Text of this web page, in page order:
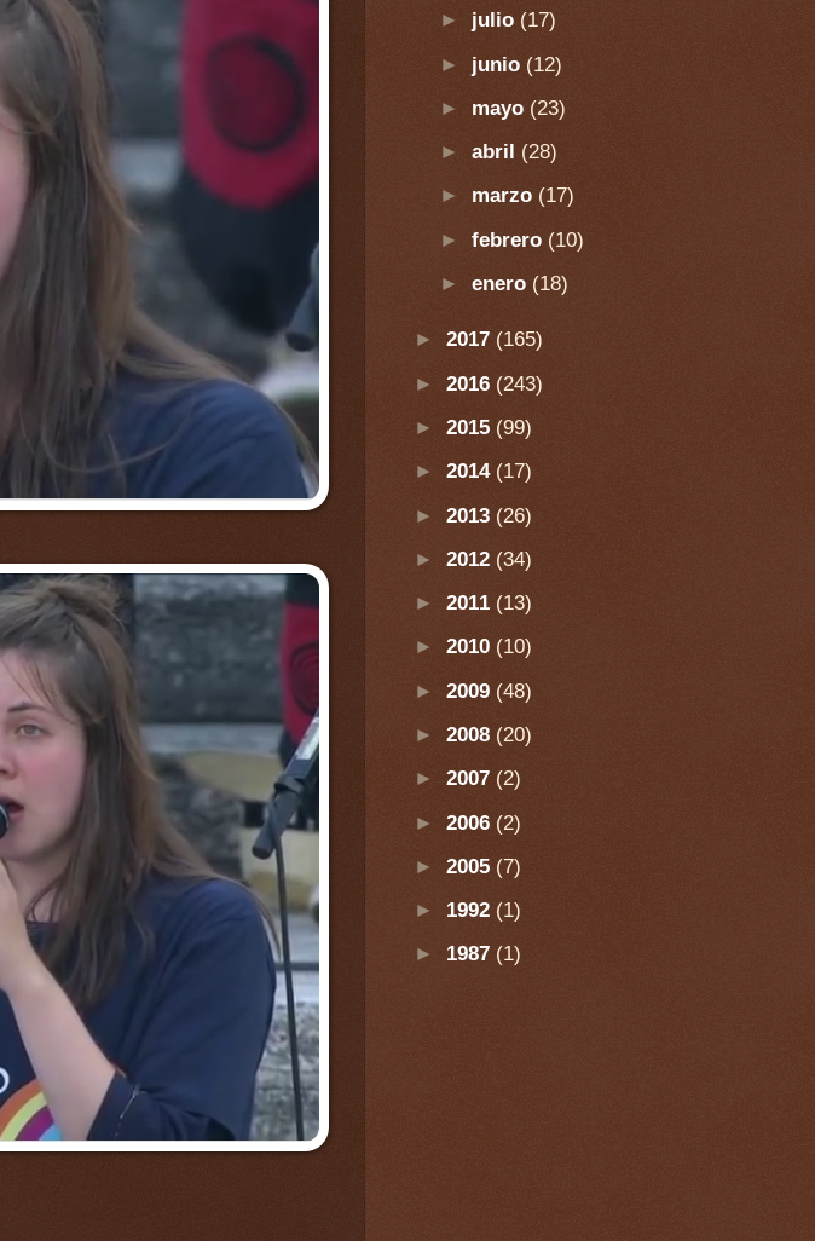
► julio (17)
► junio (12)
► mayo (23)
► abril (28)
► marzo (17)
► febrero (10)
► enero (18)
► 2017 (165)
► 2016 (243)
► 2015 (99)
► 2014 (17)
► 2013 (26)
► 2012 (34)
► 2011 (13)
► 2010 (10)
► 2009 (48)
► 2008 (20)
► 2007 (2)
► 2006 (2)
► 2005 (7)
► 1992 (1)
► 1987 (1)